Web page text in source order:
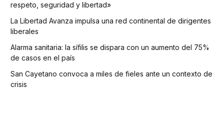
respeto, seguridad y libertad»
La Libertad Avanza impulsa una red continental de dirigentes
liberales
Alarma sanitaria: la sífilis se dispara con un aumento del 75%
de casos en el país
San Cayetano convoca a miles de fieles ante un contexto de
crisis